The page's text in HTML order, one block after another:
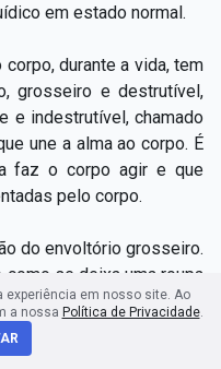
em estado normal.
durante a vida, tem
grosseiro e destrutível,
e indestrutível, chamado
une a alma ao corpo. É
faz o corpo agir e que
pelo corpo.
do envoltório grosseiro.
se deixa uma roupa
a sua crisálida, mas ela
perispírito. A união da
constitui
experiência em nosso site. Ao
a nossa Política de Privacidade.